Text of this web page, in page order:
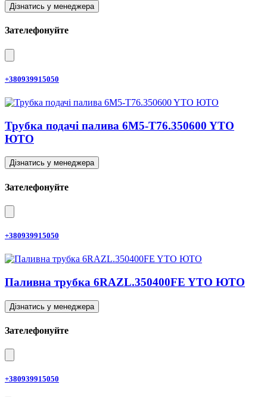
Дізнатись у менеджера
Зателефонуйте
+380939915050
Трубка подачі палива 6M5-T76.350600 YTO
ЮТО
Дізнатись у менеджера
Зателефонуйте
+380939915050
Паливна трубка 6RAZL.350400FE YTO ЮТО
Дізнатись у менеджера
Зателефонуйте
+380939915050